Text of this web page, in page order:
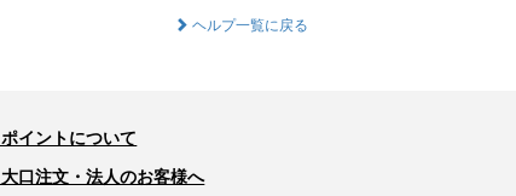
ヘルプ一覧に戻る
ポイントについて
大口注文・法人のお客様へ